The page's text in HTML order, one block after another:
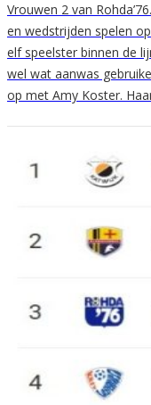
Vrouwen 2 van
en wedstrijden spelen
elf speelster binnen de
wel wat aanwas
op met Amy Koster.